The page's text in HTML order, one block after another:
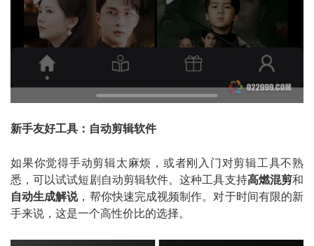
新手友好工具：自动剪辑软件
如果你觉得手动剪辑太麻烦，或者刚入门对剪辑工具不熟
悉，可以试试短剧自动剪辑软件。这种工具支持高燃混剪和
自动生成解说，帮你快速完成视频制作。对于时间有限的新
手来说，这是一个高性价比的选择。